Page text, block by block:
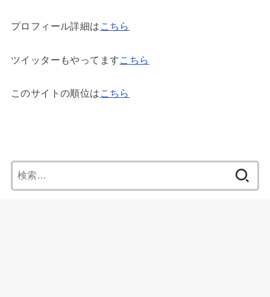
プロフィール詳細は こちら
ツイッターもやってますこちら
このサイトの順位は こちら
索: